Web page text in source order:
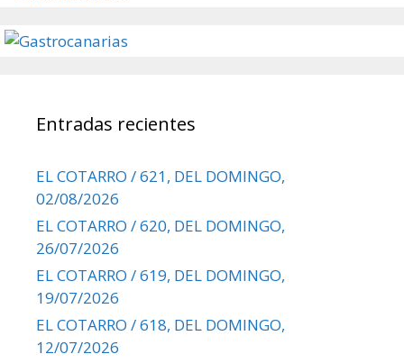
Entradas recientes
EL COTARRO / 621, DEL DOMINGO,
02/08/2026
EL COTARRO / 620, DEL DOMINGO,
26/07/2026
EL COTARRO / 619, DEL DOMINGO,
19/07/2026
EL COTARRO / 618, DEL DOMINGO,
12/07/2026